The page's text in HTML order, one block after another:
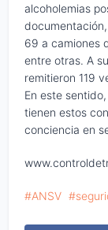
alcoholemias
69 a camiones
entre otras. A
remitieron 119
En este
tienen estos
conciencia en
ANSV